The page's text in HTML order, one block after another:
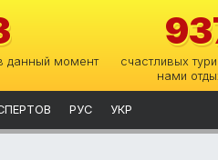
данный момент
счастливых
нами
РУС УКР